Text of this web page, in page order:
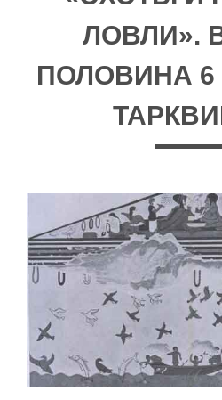
ЛОВЛИ».
ПОЛОВИНА 6